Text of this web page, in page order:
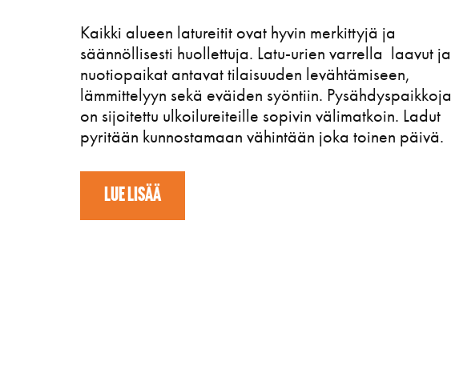
Kaikki alueen latureitit ovat hyvin merkittyjä ja
säännöllisesti huollettuja. Latu-urien varrella laavut ja
nuotiopaikat antavat tilaisuuden levähtämiseen,
lämmittelyyn sekä eväiden syöntiin. Pysähdyspaikkoja
on sijoitettu ulkoilureiteille sopivin välimatkoin. Ladut
pyritään kunnostamaan vähintään joka toinen päivä.
LUE LISÄÄ